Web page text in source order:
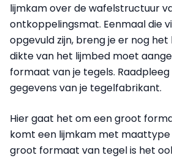
lijmkam over de wafelstructuur
ontkoppelingsmat. Eenmaal die
opgevuld zijn, breng je er nog
dikte van het lijmbed moet
formaat van je tegels.
gegevens van je tegelfabrikant.
Hier gaat het om een groot
komt een lijmkam met maattype
groot formaat van tegel is het